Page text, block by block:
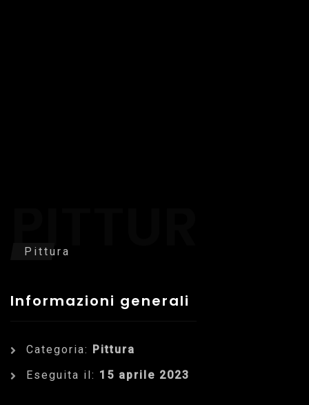
PITTURA
Pittura
Informazioni generali
Categoria: Pittura
Eseguita il: 15 aprile 2023